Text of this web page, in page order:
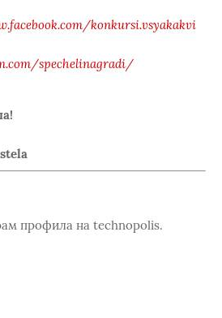
konkursi.vsyakakvi
spechelinagradi/
профила на technopolis.